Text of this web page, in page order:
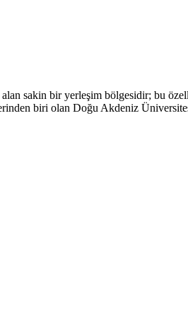
alan sakin bir yerleşim bölgesidir; bu
biri olan Doğu Akdeniz